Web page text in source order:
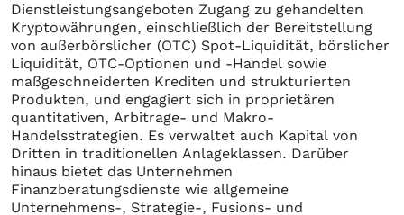
Dienstleistungsangeboten Zugang zu gehandelten
Kryptowährungen, einschließlich der Bereitstellung
von außerbörslicher (OTC) Spot-Liquidität, börslicher
Liquidität, OTC-Optionen und -Handel sowie
maßgeschneiderten Krediten und strukturierten
Produkten, und engagiert sich in proprietären
quantitativen, Arbitrage- und Makro-
Handelsstrategien. Es verwaltet auch Kapital von
Dritten in traditionellen Anlageklassen. Darüber
hinaus bietet das Unternehmen
Finanzberatungsdienste wie allgemeine
Unternehmens-, Strategie-, Fusions- und